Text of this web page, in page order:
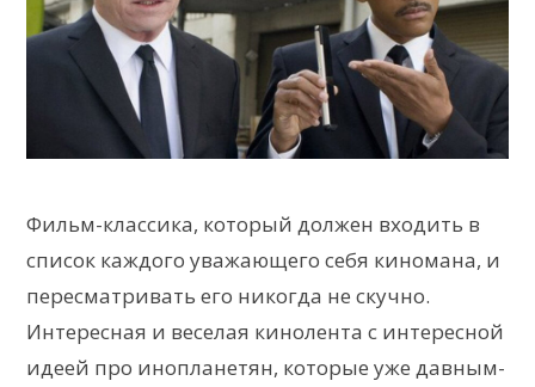
Фильм-классика, который должен входить в
список каждого уважающего себя киномана, и
пересматривать его никогда не скучно.
Интересная и веселая кинолента с интересной
идеей про инопланетян, которые уже давным-